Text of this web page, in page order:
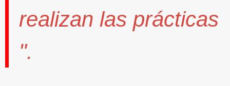
realizan las prácticas
".